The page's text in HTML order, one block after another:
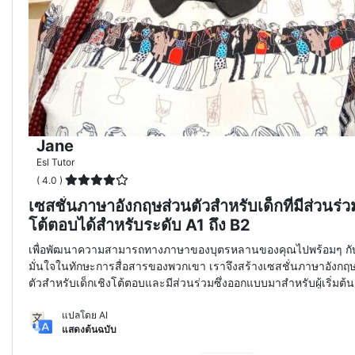
Jane
Esl Tutor
( 4.0 )
เซสชั่นภาษาอังกฤษส่วนตัวสำหรับเด็กที่มีส่วนร่
โต้ตอบได้สำหรับระดับ A1 ถึง B2
เพื่อพัฒนาความสามารถทางภาษาของบุตรหลานของคุณไปพร้อมๆ กั
มั่นใจในทักษะการสื่อสารของพวกเขา เราจึงสร้างเซสชั่นภาษาอังก
ตัวสำหรับเด็กเชิงโต้ตอบและมีส่วนร่วมซึ่งออกแบบมาสำหรับผู้เริ่มต้
แปลโดย AI
แสดงต้นฉบับ